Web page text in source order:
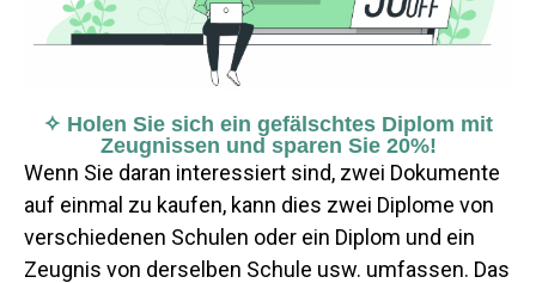
✧ Holen Sie sich ein gefälschtes Diplom mit
Zeugnissen und sparen Sie 20%!
Wenn Sie daran interessiert sind, zwei Dokumente
auf einmal zu kaufen, kann dies zwei Diplome von
verschiedenen Schulen oder ein Diplom und ein
Zeugnis von derselben Schule usw. umfassen. Das